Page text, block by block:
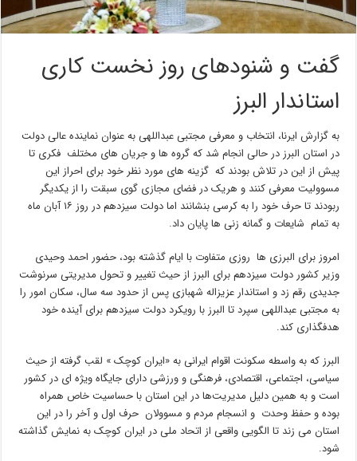
گفت و شنودهای روز نخست کاری
استاندار البرز
به گزارش ایرنا، انتخاب و معرفی مجتبی عبداللهی به عنوان نماینده عالی دولت
در استان البرز در حالی انجام شد که گروه ها و جریان های مختلف فکری تا
پیش از این در تلاش بودند که گزینه های مورد نظر خود برای احراز این
مسوولیت معرفی کنند و هریک در فضای مجازی گوی سبقت را از یکدیگر
ربودند تا حرف خود را به کرسی بنشانند اما دولت سیزدهم در روز ۱۶ آبان ماه
به تمام شایعات و گمانه زنی ها پایان داد.
امروز برای البرزی ها روزی متفاوت با ایام گذشته بود، حضور احمد وحیدی
وزیر کشور دولت سیزدهم برای البرز از حیث تغییر و تحول مدیریتی سرنوشت
جدیدی رقم زد و استاندار عزیزاله شهبازی پس از حدود سه سال، سکان امور را
به مجتبی عبداللهی سپرد تا البرز با رویکرد دولت سیزدهم برای آینده خود
هدفگذاری کند.
البرز که به واسطه سکونت اقوام ایرانی به «ایران کوچک » لقب گرفته از حیث
سیاسی، اجتماعی، اقتصادی، فرهنگی و ورزشی دارای جایگاه ویژه ای در کشور
است و به همین دلیل مدیریت‌ها در این استان با حساسیت خاص همراه
بوده و حفظ وحدت و انسجام مردم و مسوولان حرف اول و آخر را در این
استان می زند تا الگویی واقعی از اتحاد ملی در ایران کوچک به نمایش گذاشته
شود.